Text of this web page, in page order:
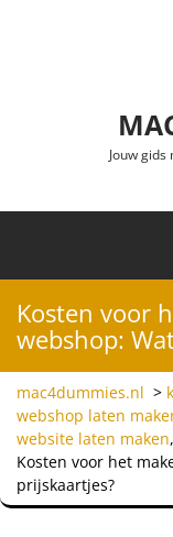
Jouw
Kosten voor
webshop:
mac4dummies.nl >
webshop laten
website laten maken,
Kosten voor het
prijskaartjes?